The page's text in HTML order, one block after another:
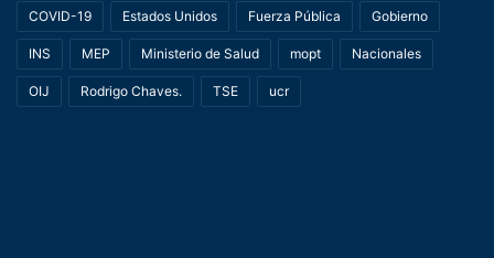
COVID-19 Estados Unidos Fuerza Pública Gobierno
INS MEP Ministerio de Salud mopt Nacionales
OIJ Rodrigo Chaves. TSE ucr